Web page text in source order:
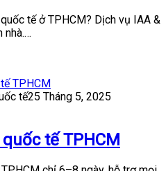
tế ở TPHCM? Dịch vụ IAA &
nhà.…
tế25 Tháng 5, 2025
tế TPHCM